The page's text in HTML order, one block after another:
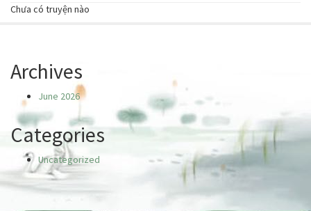
Chưa có truyện nào
Archives
June 2026
Categories
Uncategorized